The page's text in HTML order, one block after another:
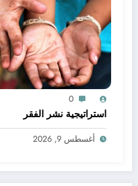
0
استراتيجية نشر الفقر
أغسطس 9, 2026